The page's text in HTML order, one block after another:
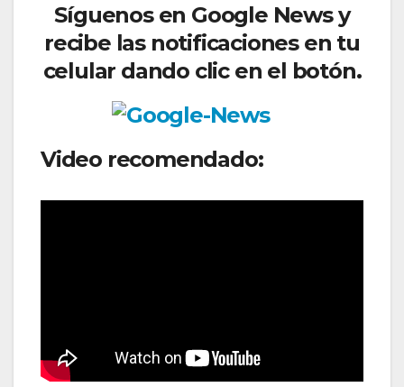
Síguenos en Google News y
recibe las notificaciones en tu
celular dando clic en el botón.
Video recomendado: